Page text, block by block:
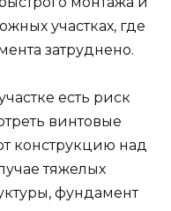
участках, где
затруднено.
есть риск
винтовые
конструкцию над
тяжелых
фундамент